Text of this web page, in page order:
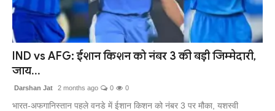
हमारे बारे में
संपर्क करें
IND vs AFG: ईशान किशन को नंबर 3 की बड़ी जिम्मेदारी,
जाय...
Darshan Jat 2 months ago 0 0
भारत-अफगानिस्तान पहले वनडे में ईशान किशन को नंबर 3 पर मौका, यशस्वी